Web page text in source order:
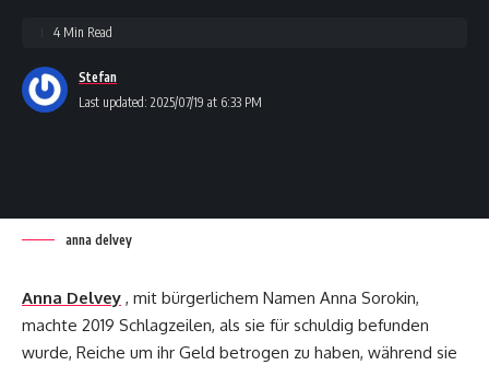
Last updated: 2025/07/19 at 6:33 PM
Stefan
4 Min Read
anna delvey
Anna Delvey , mit bürgerlichem Namen Anna Sorokin,
machte 2019 Schlagzeilen, als sie für schuldig befunden
wurde, Reiche um ihr Geld betrogen zu haben, während sie